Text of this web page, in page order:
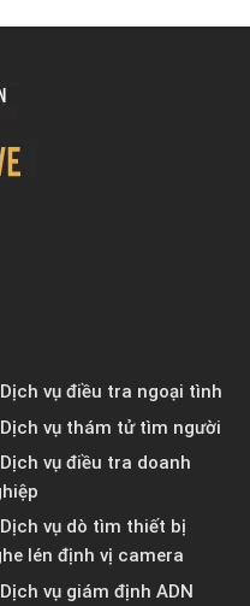
Dịch vụ điều tra ngoại tình
Dịch vụ thám tử tìm người
Dịch vụ điều tra doanh
Dịch vụ dò tìm thiết bị
lén định vị camera
Dịch vụ giám định ADN